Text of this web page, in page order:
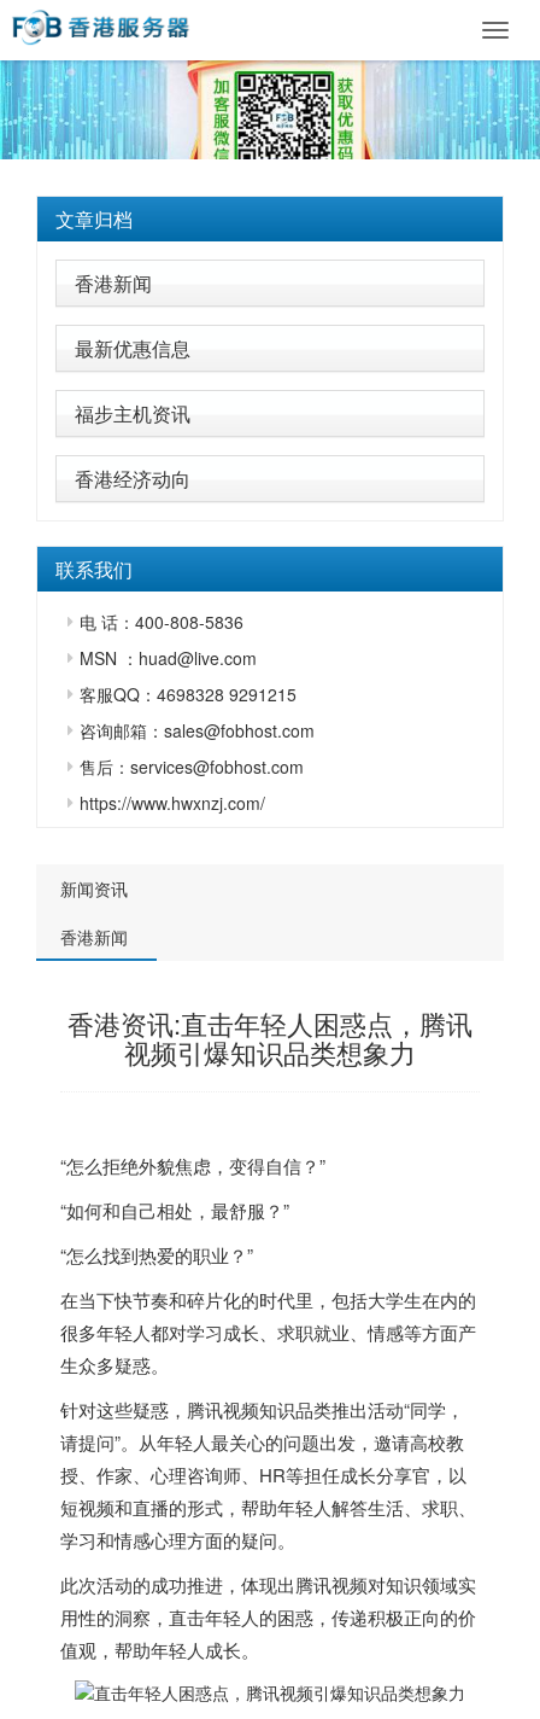
文章归档
香港新闻
最新优惠信息
福步主机资讯
香港经济动向
联系我们
电 话：400-808-5836
MSN ：huad@live.com
客服QQ：4698328 9291215
咨询邮箱：sales@fobhost.com
售后：services@fobhost.com
https://www.hwxnzj.com/
新闻资讯
香港新闻
香港资讯:直击年轻人困惑点，腾讯
视频引爆知识品类想象力
“怎么拒绝外貌焦虑，变得自信？”
“如何和自己相处，最舒服？”
“怎么找到热爱的职业？”
在当下快节奏和碎片化的时代里，包括大学生在内的
很多年轻人都对学习成长、求职就业、情感等方面产
生众多疑惑。
针对这些疑惑，腾讯视频知识品类推出活动“同学，
请提问”。从年轻人最关心的问题出发，邀请高校教
授、作家、心理咨询师、HR等担任成长分享官，以
短视频和直播的形式，帮助年轻人解答生活、求职、
学习和情感心理方面的疑问。
此次活动的成功推进，体现出腾讯视频对知识领域实
用性的洞察，直击年轻人的困惑，传递积极正向的价
值观，帮助年轻人成长。